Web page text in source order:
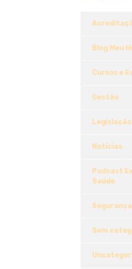
Blog Meu
Cursos e
Gestão
Legislação
Notícias
Podcast
Saúde
Sem